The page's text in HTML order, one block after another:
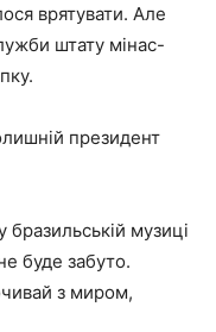
врятувати. Але
штату мінас-
президент
музиці
буде забуто.
з миром,